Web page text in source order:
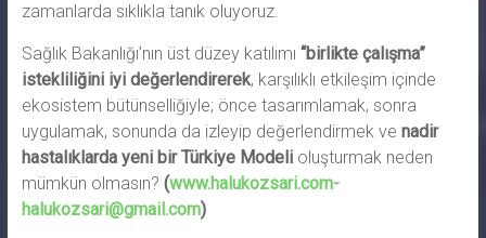
zamanlarda sıklıkla tanık oluyoruz.
Sağlık Bakanlığı’nın üst düzey katılımı “birlikte çalışma”
istekliliğini iyi değerlendirerek, karşılıklı etkileşim içinde
ekosistem bütünselliğiyle; önce tasarımlamak, sonra
uygulamak, sonunda da izleyip değerlendirmek ve nadir
hastalıklarda yeni bir Türkiye Modelioluşturmak neden
mümkün olmasın? (www.halukozsari.com-
halukozsari@gmail.com)